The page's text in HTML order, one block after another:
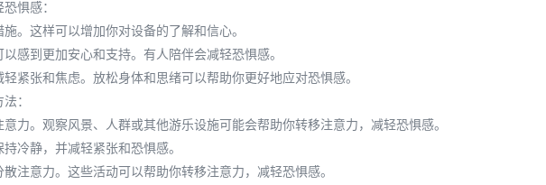
惧感：
。这样可以增加你对设备的了解和信心。
感到更加安心和支持。有人陪伴会减轻恐惧感。
紧张和焦虑。放松身体和思绪可以帮助你更好地应对恐惧感。
：
力。观察风景、人群或其他游乐设施可能会帮助你转移注意力，减轻恐惧感。
冷静，并减轻紧张和恐惧感。
注意力。这些活动可以帮助你转移注意力，减轻恐惧感。